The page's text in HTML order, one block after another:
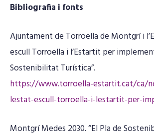
Bibliografia i fonts
Ajuntament de Torroella de Montgrí i
escull Torroella i l’Estartit per
Sostenibilitat Turística”.
https://www.torroella-estartit.cat/ca/
lestat-escull-torroella-i-lestartit-per-
Montgrí Medes 2030. “El Pla de